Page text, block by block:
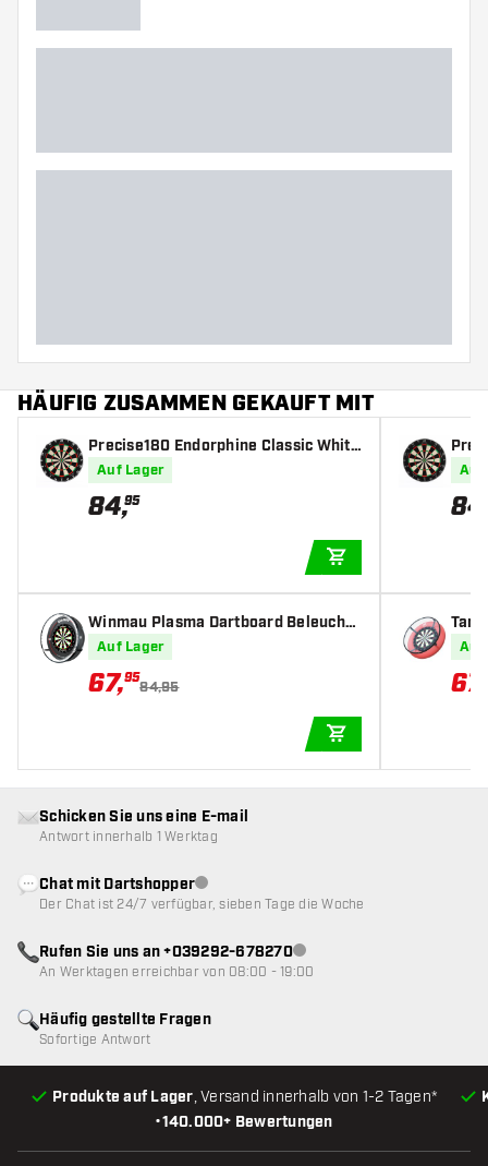
HÄUFIG ZUSAMMEN GEKAUFT MIT
Precise180 Endorphine Classic White
- Profi Dartscheibe
Auf Lager
84,95
Winmau Plasma Dartboard Beleuchtu
ng
Auf Lager
67,95
84,95
Auf
84
ng
Auf
67
•140.000+ Bewertungen
Produkte auf Lager, Versand innerhalb von 1-2 Tagen*
Häufig gestellte Fragen
Sofortige Antwort
Schicken Sie uns eine E-mail
Antwort innerhalb 1 Werktag
Chat mit DartshopperKundenservice nicht verfügbar
Der Chat ist 24/7 verfügbar, sieben Tage die Woche
Rufen Sie uns an +039292-678270Kundenservice nicht
An Werktagen erreichbar von 08:00 - 19:00